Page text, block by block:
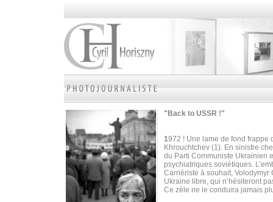
"Back to USSR !"
1972 ! Une lame de fond
Khrouchtchev (1). En sinistre
du Parti Communiste Ukrainien
psychiatriques soviétiques.
Carriériste à souhait,
Ukraine libre, qui n’hésiteront
Ce zèle ne le conduira jamais